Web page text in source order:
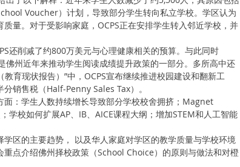
Voucher）计划，导致部分学生转向私立学校。学区认为
量。对于受影响家庭，OCPS正在安排学生转入邻近学校，并
还削减了约800万美元与心理健康相关的预算。与此同时
佛州近年来推动学生阅读成绩提升政策的一部分。多所高中还
育现状报告）”中，OCPS宣布继续推进校园建设和翻新工
销售税（Half-Penny Sales Tax）。
：学生人数持续增长导致部分学校校舍拥挤；Magnet
校如何扩展AP、IB、AICE课程大纲；增加STEM和人工智能
区的主要趋势， 以及华人家庭对学区的教学质量与学校环境
点介绍佛州择校政策（School Choice）的原则与做法和对橙